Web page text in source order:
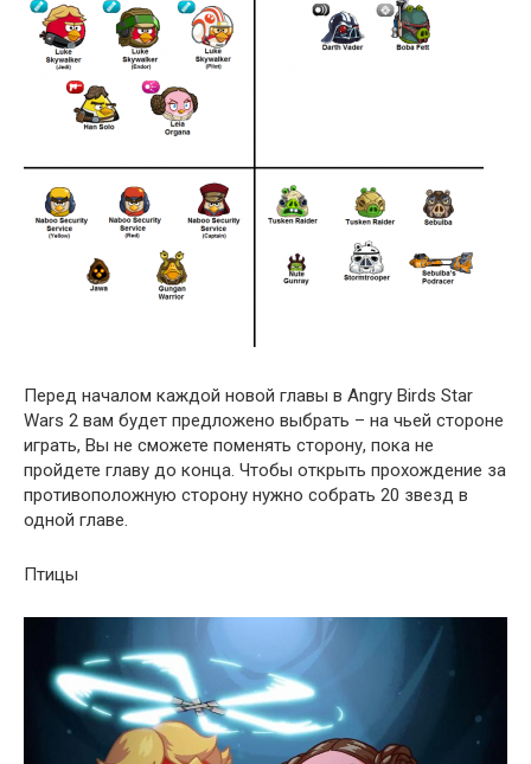
Перед началом каждой новой главы в Angry Birds Star
Wars 2 вам будет предложено выбрать – на чьей стороне
играть, Вы не сможете поменять сторону, пока не
пройдете главу до конца. Чтобы открыть прохождение за
противоположную сторону нужно собрать 20 звезд в
одной главе.
Птицы